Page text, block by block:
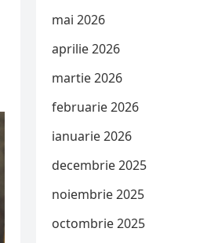
mai 2026
aprilie 2026
martie 2026
februarie 2026
ianuarie 2026
decembrie 2025
noiembrie 2025
octombrie 2025